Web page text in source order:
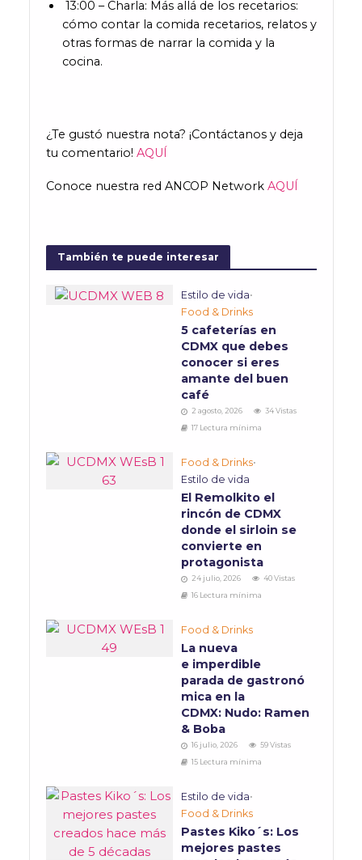
13:00 – Charla: Más allá de los recetarios:
cómo contar la comida recetarios, relatos y
otras formas de narrar la comida y la
cocina.
¿Te gustó nuestra nota? ¡Contáctanos y deja
tu comentario! AQUÍ
Conoce nuestra red ANCOP Network AQUÍ
También te puede interesar
Estilo de vida•
Food & Drinks
5 cafeterías en
CDMX que debes
conocer si eres
amante del buen
café
2 agosto, 2026
34 Vistas
17 Lectura mínima
Food & Drinks•
Estilo de vida
El Remolkito el
rincón de CDMX
donde el sirloin se
convierte en
protagonista
24 julio, 2026
40 Vistas
16 Lectura mínima
Food & Drinks
La nueva
e imperdible
parada de gastronó
mica en la
CDMX: Nudo: Ramen
& Boba
16 julio, 2026
59 Vistas
15 Lectura mínima
Estilo de vida•
Food & Drinks
Pastes Kiko´s: Los
mejores pastes